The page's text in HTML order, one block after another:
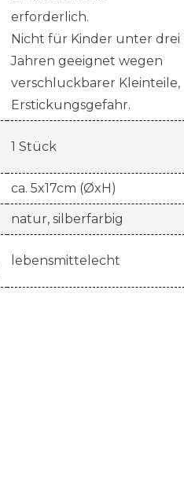
erforderlich.
Nicht für Kinder unter drei
Jahren geeignet wegen
verschluckbarer Kleinteile,
Erstickungsgefahr.
1 Stück
ca. 5x17cm (ØxH)
natur, silberfarbig
lebensmittelecht